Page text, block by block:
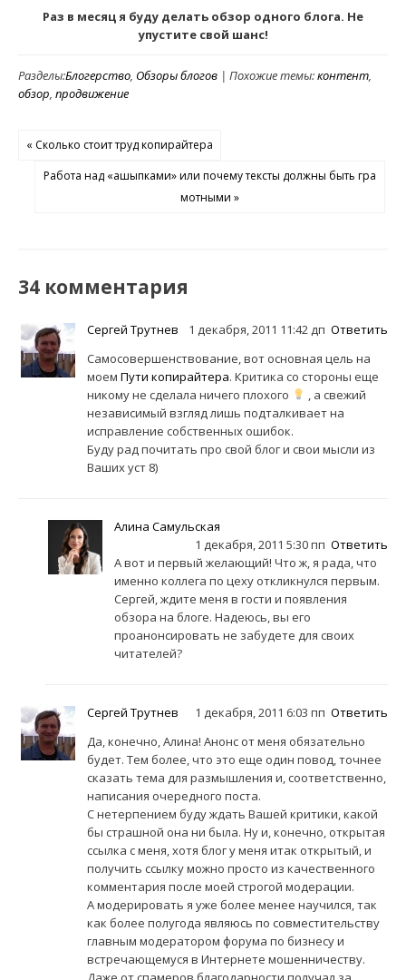
Раз в месяц я буду делать обзор одного блога. Не
упустите свой шанс!
Разделы:Блогерство, Обзоры блогов | Похожие темы:контент,
обзор, продвижение
« Сколько стоит труд копирайтера
Работа над «ашыпками» или почему тексты должны быть гра
мотными »
34 комментария
Сергей Трутнев 1 декабря, 2011 11:42 дп Ответить
Самосовершенствование, вот основная цель на
моем Пути копирайтера. Критика со стороны еще
никому не сделала ничего плохого
, а свежий
независимый взгляд лишь подталкивает на
исправление собственных ошибок.
Буду рад почитать про свой блог и свои мысли из
Ваших уст 8)
Алина Самульская
1 декабря, 2011 5:30 пп Ответить
А вот и первый желающий! Что ж, я рада, что
именно коллега по цеху откликнулся первым.
Сергей, ждите меня в гости и появления
обзора на блоге. Надеюсь, вы его
проанонсировать не забудете для своих
читателей?
Сергей Трутнев 1 декабря, 2011 6:03 пп Ответить
Да, конечно, Алина! Анонс от меня обязательно
будет. Тем более, что это еще один повод, точнее
сказать тема для размышления и, соответственно,
написания очередного поста.
С нетерпением буду ждать Вашей критики, какой
бы страшной она ни была. Ну и, конечно, открытая
ссылка с меня, хотя блог у меня итак открытый, и
получить ссылку можно просто из качественного
комментария после моей строгой модерации.
А модерировать я уже более менее научился, так
как более полугода являюсь по совместительству
главным модератором форума по бизнесу и
встречающемуся в Интернете мошенничеству.